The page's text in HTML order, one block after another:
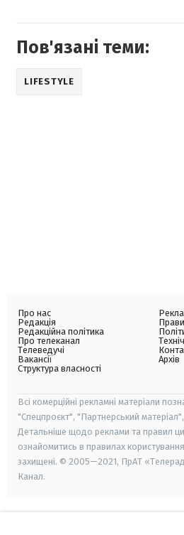
Пов'язані теми:
LIFESTYLE
Про нас
Редакція
Редакційна політика
Про телеканал
Телеведучі
Вакансії
Структура власності
Архів
Всі комерційні рекламні матеріали
"Спецпроєкт", "Партнерський
Детальніше щодо реклами та правил
ознайомитись в правилах
захищені. © 2005—2021, ПрАТ
Канал.